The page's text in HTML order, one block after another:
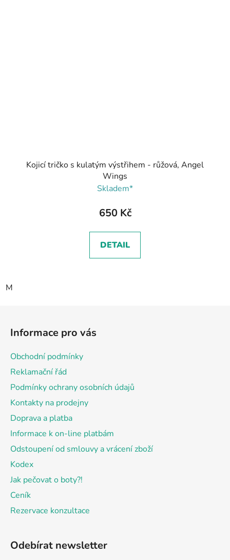
Kojicí tričko s kulatým výstřihem - růžová, Angel
Wings
Skladem*
650 Kč
DETAIL
M
Informace pro vás
Obchodní podmínky
Reklamační řád
Podmínky ochrany osobních údajů
Kontakty na prodejny
Doprava a platba
Informace k on-line platbám
Odstoupení od smlouvy a vrácení zboží
Kodex
Jak pečovat o boty?!
Ceník
Rezervace konzultace
Odebírat newsletter